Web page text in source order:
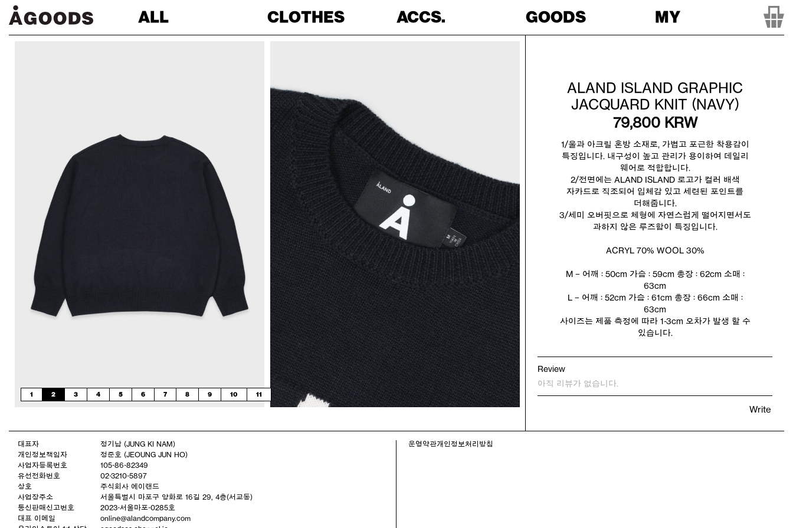
ALL CLOTHES ACCS. GOODS MY
1 2 3 4 5 6 7 8 9 10 11
ALAND ISLAND GRAPHIC
JACQUARD KNIT (NAVY)
79,800KRW
1/울과 아크릴 혼방 소재로, 가볍고 포근한 착용감이
특징입니다. 내구성이 높고 관리가 용이하여 데일리
웨어로 적합합니다.
2/전면에는 ALAND ISLAND 로고가 컬러 배색
자카드로 직조되어 입체감 있고 세련된 포인트를
더해줍니다.
3/세미 오버핏으로 체형에 자연스럽게 떨어지면서도
과하지 않은 루즈함이 특징입니다.
ACRYL 70% WOOL 30%
M – 어깨 : 50cm 가슴 : 59cm 총장 : 62cm 소매 :
63cm
L – 어깨 : 52cm 가슴 : 61cm 총장 : 66cm 소매 :
63cm
사이즈는 제품 측정에 따라 1-3cm 오차가 발생 할 수
있습니다.
Review
Write
아직 리뷰가 없습니다.
대표자
정기남 (JUNG KI NAM)
개인정보책임자
정준호 (JEOUNG JUN HO)
사업자등록번호
105-86-82349
유선전화번호
02-3210-5897
상호
주식회사 에이랜드
사업장주소
서울특별시 마포구 양화로 16길 29, 4층(서교동)
통신판매신고번호
2023-서울마포-0285호
대표 이메일
online@alandcompany.com
운영약관개인정보처리방침